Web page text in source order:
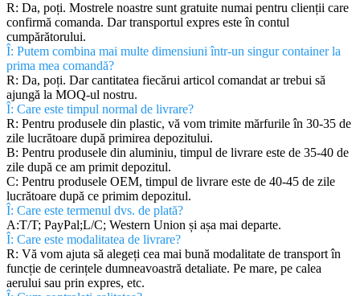
R: Da, poți. Mostrele noastre sunt gratuite numai pentru clienții care
confirmă comanda. Dar transportul expres este în contul
cumpărătorului.
Î: Putem combina mai multe dimensiuni într-un singur container la
prima mea comandă?
R: Da, poți. Dar cantitatea fiecărui articol comandat ar trebui să
ajungă la MOQ-ul nostru.
Î: Care este timpul normal de livrare?
R: Pentru produsele din plastic, vă vom trimite mărfurile în 30-35 de
zile lucrătoare după primirea depozitului.
B: Pentru produsele din aluminiu, timpul de livrare este de 35-40 de
zile după ce am primit depozitul.
C: Pentru produsele OEM, timpul de livrare este de 40-45 de zile
lucrătoare după ce primim depozitul.
Î: Care este termenul dvs. de plată?
A:T/T; PayPal;L/C; Western Union și așa mai departe.
Î: Care este modalitatea de livrare?
R: Vă vom ajuta să alegeți cea mai bună modalitate de transport în
funcție de cerințele dumneavoastră detaliate. Pe mare, pe calea
aerului sau prin expres, etc.